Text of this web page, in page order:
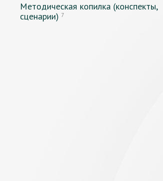
Методическая копилка (конспекты,
сценарии) 7